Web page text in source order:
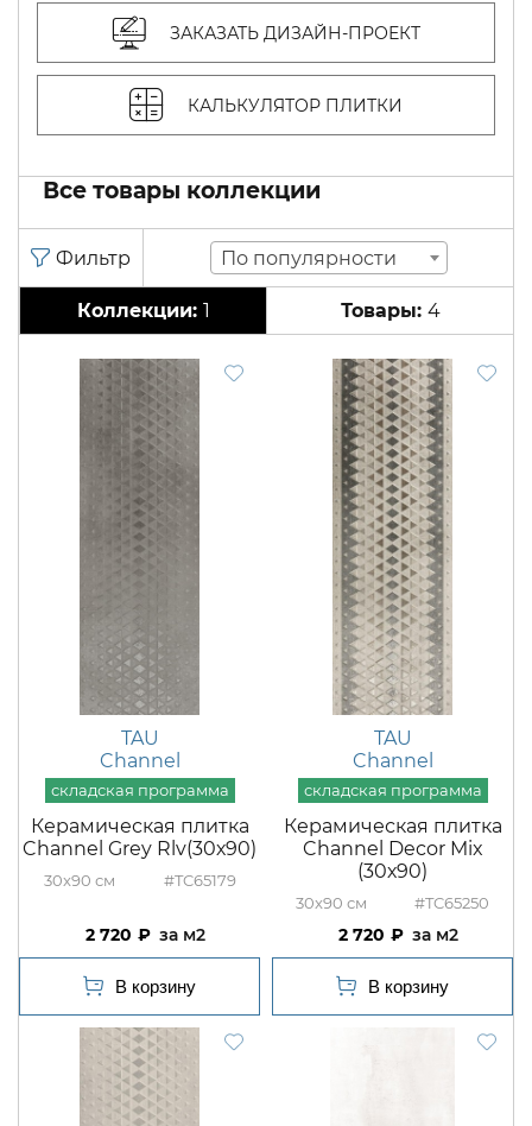
ЗАКАЗАТЬ ДИЗАЙН-ПРОЕКТ
КАЛЬКУЛЯТОР ПЛИТКИ
Все товары коллекции
По популярности
1 4
TAU
Channel
Керамическая плитка
Channel Grey Rlv(30х90)
30x90 #TC65179
2 720 м2
TAU
Channel
Керамическая плитка
Channel Decor Mix
(30х90)
30x90 #TC65250
2 720 м2